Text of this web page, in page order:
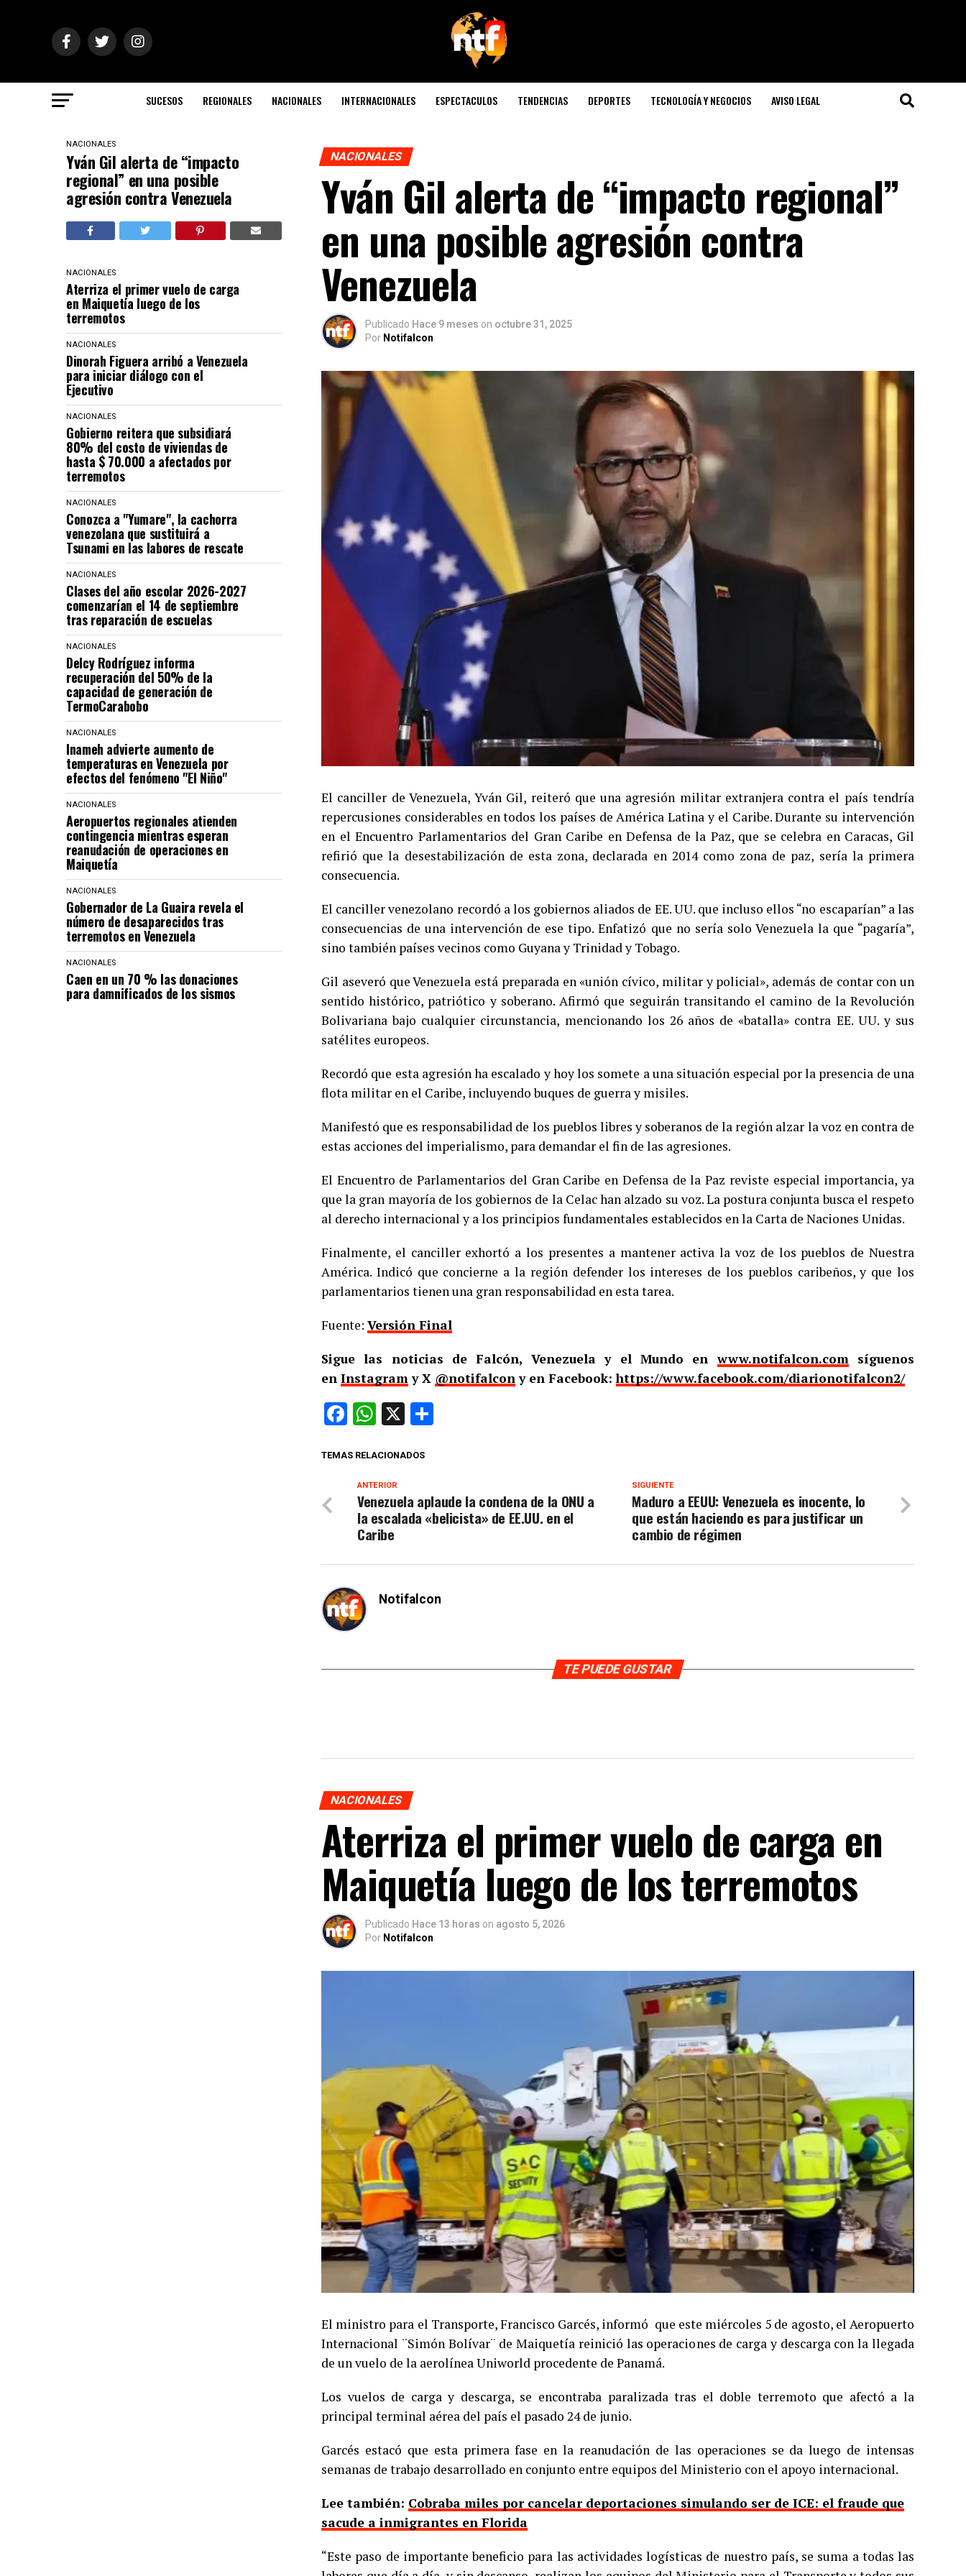
SUCESOS REGIONALES NACIONALES INTERNACIONALES ESPECTACULOS TENDENCIAS DEPORTES TECNOLOGÍA Y NEGOCIOS AVISO LEGAL
NACIONALES
Yván Gil alerta de “impacto
regional” en una posible
agresión contra Venezuela
NACIONALES
Aterriza el primer vuelo de carga
en Maiquetía luego de los
terremotos
NACIONALES
Dinorah Figuera arribó a Venezuela
para iniciar diálogo con el
Ejecutivo
NACIONALES
Gobierno reitera que subsidiará
80% del costo de viviendas de
hasta $ 70.000 a afectados por
terremotos
NACIONALES
Conozca a "Yumare", la cachorra
venezolana que sustituirá a
Tsunami en las labores de rescate
NACIONALES
Clases del año escolar 2026-2027
comenzarían el 14 de septiembre
tras reparación de escuelas
NACIONALES
Delcy Rodríguez informa
recuperación del 50% de la
capacidad de generación de
TermoCarabobo
NACIONALES
Inameh advierte aumento de
temperaturas en Venezuela por
efectos del fenómeno "El Niño"
NACIONALES
Aeropuertos regionales atienden
contingencia mientras esperan
reanudación de operaciones en
Maiquetía
NACIONALES
Gobernador de La Guaira revela el
número de desaparecidos tras
terremotos en Venezuela
NACIONALES
Caen en un 70 % las donaciones
para damnificados de los sismos
NACIONALES
Yván Gil alerta de “impacto regional”
en una posible agresión contra
Venezuela
Publicado Hace 9 meses on octubre 31, 2025
Por Notifalcon
El canciller de Venezuela, Yván Gil, reiteró que una agresión militar extranjera contra el país tendría
repercusiones considerables en todos los países de América Latina y el Caribe. Durante su intervención
en el Encuentro Parlamentarios del Gran Caribe en Defensa de la Paz, que se celebra en Caracas, Gil
refirió que la desestabilización de esta zona, declarada en 2014 como zona de paz, sería la primera
consecuencia.
El canciller venezolano recordó a los gobiernos aliados de EE. UU. que incluso ellos “no escaparían” a las
consecuencias de una intervención de ese tipo. Enfatizó que no sería solo Venezuela la que “pagaría”,
sino también países vecinos como Guyana y Trinidad y Tobago.
Gil aseveró que Venezuela está preparada en «unión cívico, militar y policial», además de contar con un
sentido histórico, patriótico y soberano. Afirmó que seguirán transitando el camino de la Revolución
Bolivariana bajo cualquier circunstancia, mencionando los 26 años de «batalla» contra EE. UU. y sus
satélites europeos.
Recordó que esta agresión ha escalado y hoy los somete a una situación especial por la presencia de una
flota militar en el Caribe, incluyendo buques de guerra y misiles.
Manifestó que es responsabilidad de los pueblos libres y soberanos de la región alzar la voz en contra de
estas acciones del imperialismo, para demandar el fin de las agresiones.
El Encuentro de Parlamentarios del Gran Caribe en Defensa de la Paz reviste especial importancia, ya
que la gran mayoría de los gobiernos de la Celac han alzado su voz. La postura conjunta busca el respeto
al derecho internacional y a los principios fundamentales establecidos en la Carta de Naciones Unidas.
Finalmente, el canciller exhortó a los presentes a mantener activa la voz de los pueblos de Nuestra
América. Indicó que concierne a la región defender los intereses de los pueblos caribeños, y que los
parlamentarios tienen una gran responsabilidad en esta tarea.
Fuente: Versión Final
Sigue las noticias de Falcón, Venezuela y el Mundo enwww.notifalcon.comsíguenos
en Instagramy X @notifalcony en Facebook:https://www.facebook.com/diarionotifalcon2/
Facebook
WhatsApp
X
TEMAS RELACIONADOS
SIGUIENTE
Maduro a EEUU: Venezuela es inocente, lo
que están haciendo es para justificar un
cambio de régimen
ANTERIOR
Venezuela aplaude la condena de la ONU a
la escalada «belicista» de EE.UU. en el
Caribe
Notifalcon
TE PUEDE GUSTAR
NACIONALES
Aterriza el primer vuelo de carga en
Maiquetía luego de los terremotos
Publicado Hace 13 horas on agosto 5, 2026
Por Notifalcon
El ministro para el Transporte, Francisco Garcés, informó que este miércoles 5 de agosto, el Aeropuerto
Internacional ¨Simón Bolívar¨ de Maiquetía reinició las operaciones de carga y descarga con la llegada
de un vuelo de la aerolínea Uniworld procedente de Panamá.
Los vuelos de carga y descarga, se encontraba paralizada tras el doble terremoto que afectó a la
principal terminal aérea del país el pasado 24 de junio.
Garcés estacó que esta primera fase en la reanudación de las operaciones se da luego de intensas
semanas de trabajo desarrollado en conjunto entre equipos del Ministerio con el apoyo internacional.
Lee también: Cobraba miles por cancelar deportaciones simulando ser de ICE: el fraude que
sacude a inmigrantes en Florida
“Este paso de importante beneficio para las actividades logísticas de nuestro país, se suma a todas las